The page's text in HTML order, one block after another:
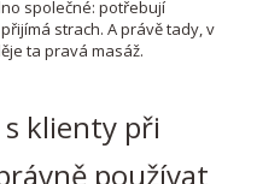
společné: potřebují
strach. A právě tady, v
ta pravá masáž.
klienty při
používat